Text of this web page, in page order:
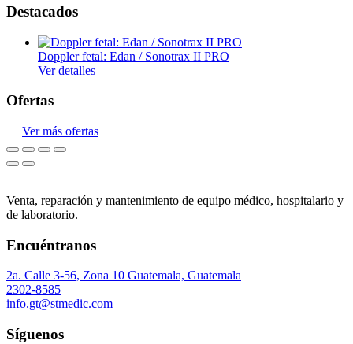
Destacados
Doppler fetal: Edan / Sonotrax II PRO
Ver detalles
Ofertas
Ver más ofertas
Venta, reparación y mantenimiento de equipo médico, hospitalario y
de laboratorio.
Encuéntranos
2a. Calle 3-56, Zona 10 Guatemala, Guatemala
2302-8585
info.gt@stmedic.com
Síguenos